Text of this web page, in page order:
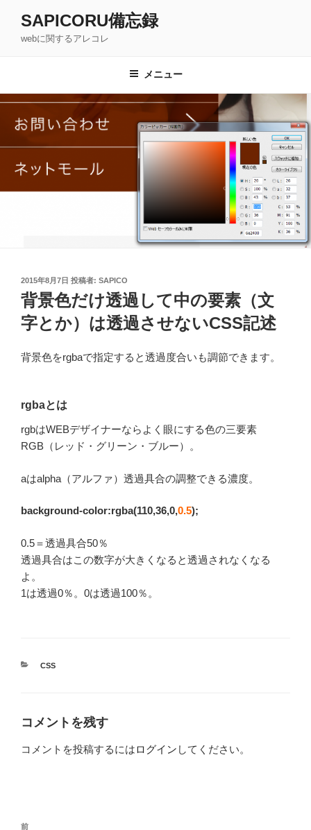
ス
SAPICORU備忘録
webに関するアレコレ
メニュー
投
稿
日:
2015年8月7日 投稿者: SAPICO
背景色だけ透過して中の要素（文
字とか）は透過させないCSS記述
背景色をrgbaで指定すると透過度合いも調節できます。
rgbaとは
rgbはWEBデザイナーならよく眼にする色の三要素
RGB（レッド・グリーン・ブルー）。
aはalpha（アルファ）透過具合の調整できる濃度。
background-color:rgba(110,36,0,0.5);
0.5＝透過具合50％
透過具合はこの数字が大きくなると透過されなくなる
よ。
1は透過0％。0は透過100％。
カ
ー
CSS
コメントを残す
コメントを投稿するにはログイン してください。
投
前
前